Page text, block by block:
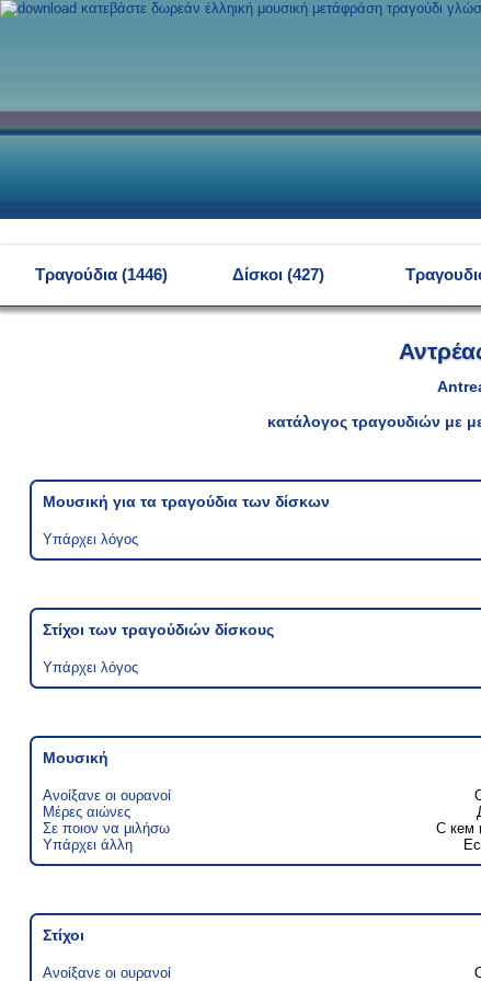
Τραγούδια (1446) Δίσκοι (427)
κατάλογος τραγουδιών με
Μουσική για τα τραγούδια των δίσκων
Υπάρχει λόγος
Στίχοι των τραγούδιών δίσκους
Υπάρχει λόγος
Μουσική
Ανοίξανε οι ουρανοί
Μέρες αιώνες
Σε ποιον να μιλήσω
С кем
Υπάρχει άλλη
Στίχοι
Ανοίξανε οι ουρανοί